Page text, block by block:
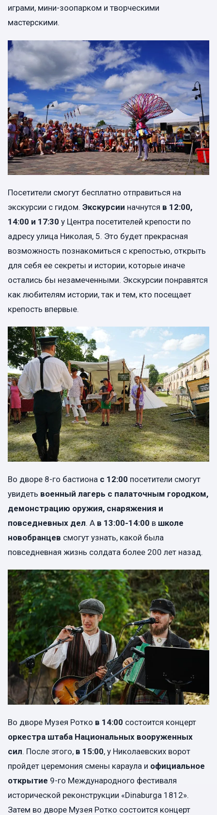
играми, мини-зоопарком и творческими
мастерскими.
Посетители смогут бесплатно отправиться на
экскурсии с гидом. Экскурсии начнутся в 12:00,
14:00 и 17:30 у Центра посетителей крепости по
адресу улица Николая, 5. Это будет прекрасная
возможность познакомиться с крепостью, открыть
для себя ее секреты и истории, которые иначе
остались бы незамеченными. Экскурсии понравятся
как любителям истории, так и тем, кто посещает
крепость впервые.
Во дворе 8-го бастиона с 12:00 посетители смогут
увидеть военный лагерь с палаточным городком,
демонстрацию оружия, снаряжения и
повседневных дел. А в 13:00-14:00 в школе
новобранцев смогут узнать, какой была
повседневная жизнь солдата более 200 лет назад.
Во дворе Музея Ротко в 14:00 состоится концерт
оркестра штаба Национальных вооруженных
сил. После этого, в 15:00, у Николаевских ворот
пройдет церемония смены караула и официальное
открытие 9-го Международного фестиваля
исторической реконструкции «Dinaburga 1812».
Затем во дворе Музея Ротко состоится концерт